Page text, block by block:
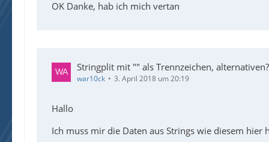
OK Danke, hab ich mich vertan
Stringplit mit "" als Trennzeichen, alternativen?
war10ck 3. April 2018 um 20:19
Hallo
Ich muss mir die Daten aus Strings wie diesem hier